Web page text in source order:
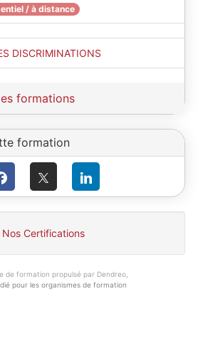
/ à distance
DISCRIMINATIONS
formations
formation
Nos Certifications
de formation propulsé par Dendreo,
pour les organismes de formation